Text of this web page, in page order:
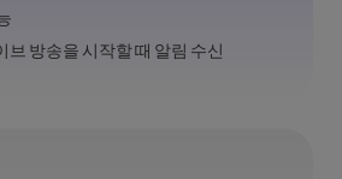
브 방송을 시작할 때 알림 수신